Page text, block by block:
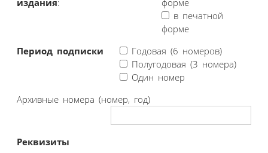
в печатной
форме
Период подписки
Годовая (6 номеров)
Полугодовая (3 номера)
Один номер
Архивные номера (номер, год)
Реквизиты